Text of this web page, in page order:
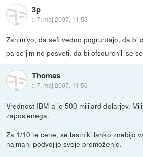
3p
::7. maj 2007, 11:53
Zanimivo, da šefi vedno pogruntajo, da bi
pa se jim ne posveti, da bi ofsourcnili še
Thomas
::7. maj 2007, 11:56
Vrednost IBM-a je 500 milijard dolarjev.
zaposlenega.
Za 1/10 te cene, se lastniki lahko znebijo
najmanj podvojijo svoje premoženje.